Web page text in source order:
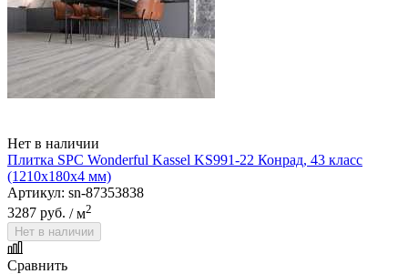
Нет в наличии
Плитка SPC Wonderful Kassel KS991-22 Конрад, 43 класс
(1210х180х4 мм)
Артикул: sn-87353838
3287 руб. / м2
Нет в наличии
Сравнить